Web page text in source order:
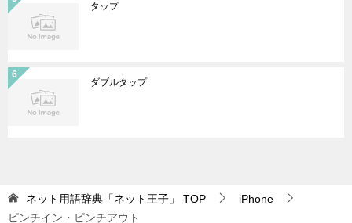
タップ
ダブルタップ
ネット用語辞典「ネット王子」 TOP
iPhone
ピンチイン・ピンチアウト